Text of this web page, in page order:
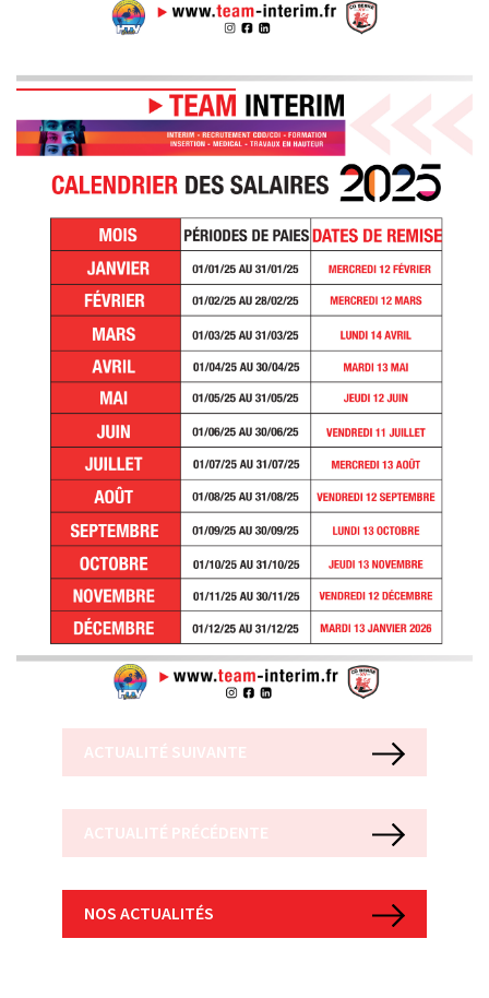
ACTUALITÉ SUIVANTE
ACTUALITÉ PRÉCÉDENTE
NOS ACTUALITÉS